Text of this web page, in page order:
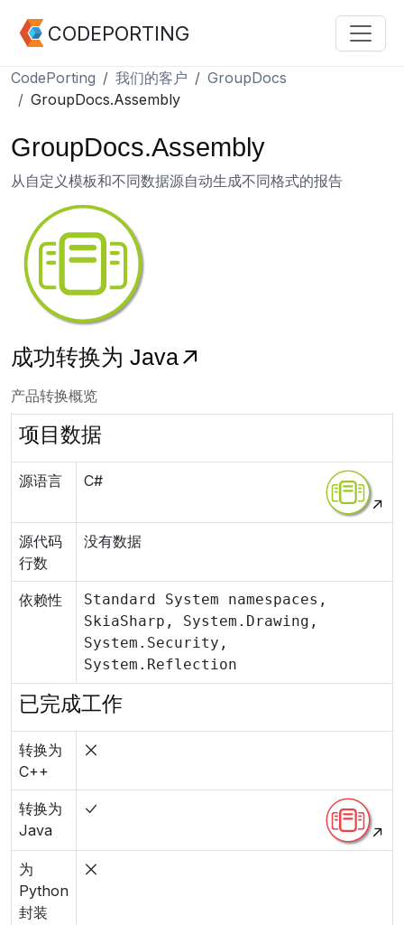
CODEPORTING
CodePorting 我们的客户
GroupDocs
GroupDocs.Assembly
GroupDocs.Assembly
从自定义模板和不同数据源自动生成不同格式的报告
成功转换为 Java
产品转换概览
项目数据
源语言 C#
源代码
行数
没有数据
依赖性
Standard System namespaces,
SkiaSharp, System.Drawing,
System.Security,
System.Reflection
已完成工作
转换为
C++
转换为
Java
为
Python
封装